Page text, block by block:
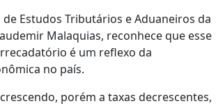
Estudos Tributários e Aduaneiros da
Malaquias, reconhece que esse
é um reflexo da
no país.
porém a taxas decrescentes,